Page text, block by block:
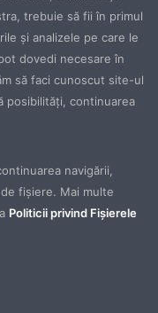
trebuie să fii în primul
şi analizele pe care le
dovedi necesare în
să faci cunoscut site-ul
posibilităţi, continuarea
navigării,
fișiere. Mai multe
Politicii privind Fișierele